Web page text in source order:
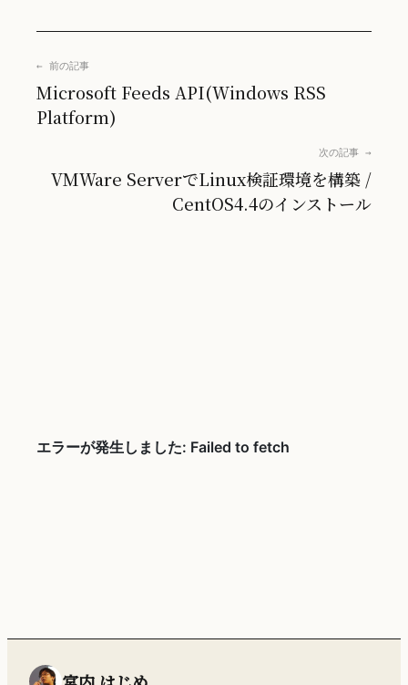
← 前の記事
Microsoft Feeds API(Windows RSS
Platform)
次の記事 →
VMWare ServerでLinux検証環境を構築 /
CentOS4.4のインストール